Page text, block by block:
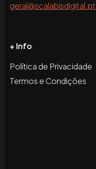
geral@scalabisdigital.pt
+ Info
Política de Privacidade
Termos e Condições